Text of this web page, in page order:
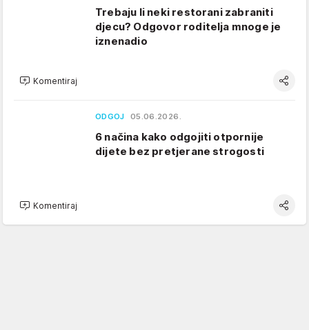
Trebaju li neki restorani zabraniti
djecu? Odgovor roditelja mnoge je
iznenadio
Komentiraj
ODGOJ 05.06.2026.
6 načina kako odgojiti otpornije
dijete bez pretjerane strogosti
Komentiraj